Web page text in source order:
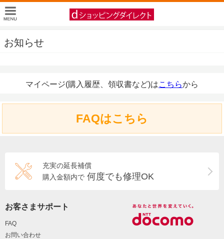
お知らせ
マイページ(購入履歴、領収書など)はこちらから
FAQはこちら
充実の延長補償
購入金額内で 何度でも修理OK
お客さまサポート
FAQ
お問い合わせ